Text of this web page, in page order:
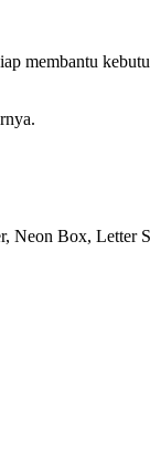
membantu
Neon Box, Letter